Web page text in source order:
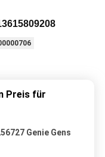
Preis für
Genie Gens